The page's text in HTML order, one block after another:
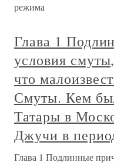
режима
Глава 1
условия
что
Смуты. Кем
Татары в
Джучи в
Глава 1 Подлинные